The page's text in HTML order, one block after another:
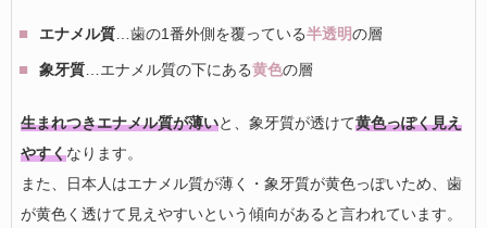
エナメル質 …歯の1番外側を覆っている半透明の層
象牙質 …エナメル質の下にある黄色の層
生まれつきエナメル質が薄いと、象牙質が透けて黄色っぽく見え
やすくなります。
また、日本人はエナメル質が薄く・象牙質が黄色っぽいため、歯
が黄色く透けて見えやすいという傾向があると言われています。